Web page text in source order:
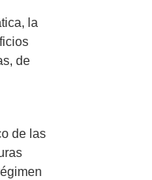
la
de
de las